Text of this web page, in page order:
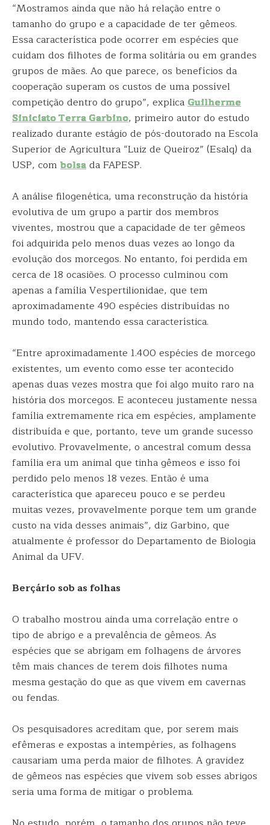
“Mostramos ainda que não há relação entre o
tamanho do grupo e a capacidade de ter gêmeos.
Essa característica pode ocorrer em espécies que
cuidam dos filhotes de forma solitária ou em grandes
grupos de mães. Ao que parece, os benefícios da
cooperação superam os custos de uma possível
competição dentro do grupo”, explicaGuilherme
Siniciato Terra Garbino, primeiro autor do estudo
realizado durante estágio de pós-doutorado na Escola
Superior de Agricultura “Luiz de Queiroz” (Esalq) da
USP, com bolsada FAPESP.
A análise filogenética, uma reconstrução da história
evolutiva de um grupo a partir dos membros
viventes, mostrou que a capacidade de ter gêmeos
foi adquirida pelo menos duas vezes ao longo da
evolução dos morcegos. No entanto, foi perdida em
cerca de 18 ocasiões. O processo culminou com
apenas a família Vespertilionidae, que tem
aproximadamente 490 espécies distribuídas no
mundo todo, mantendo essa característica.
“Entre aproximadamente 1.400 espécies de morcego
existentes, um evento como esse ter acontecido
apenas duas vezes mostra que foi algo muito raro na
história dos morcegos. E aconteceu justamente nessa
família extremamente rica em espécies, amplamente
distribuída e que, portanto, teve um grande sucesso
evolutivo. Provavelmente, o ancestral comum dessa
família era um animal que tinha gêmeos e isso foi
perdido pelo menos 18 vezes. Então é uma
característica que apareceu pouco e se perdeu
muitas vezes, provavelmente porque tem um grande
custo na vida desses animais”, diz Garbino, que
atualmente é professor do Departamento de Biologia
Animal da UFV.
Berçário sob as folhas
O trabalho mostrou ainda uma correlação entre o
tipo de abrigo e a prevalência de gêmeos. As
espécies que se abrigam em folhagens de árvores
têm mais chances de terem dois filhotes numa
mesma gestação do que as que vivem em cavernas
ou fendas.
Os pesquisadores acreditam que, por serem mais
efêmeras e expostas a intempéries, as folhagens
causariam uma perda maior de filhotes. A gravidez
de gêmeos nas espécies que vivem sob esses abrigos
seria uma forma de mitigar o problema.